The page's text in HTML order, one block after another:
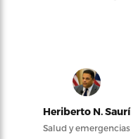
Heriberto N. Saurí
Salud y emergencias